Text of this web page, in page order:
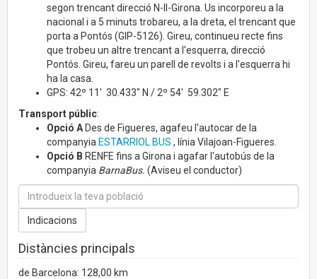
segon trencant direcció N-II-Girona. Us incorporeu a la
nacional i a 5 minuts trobareu, a la dreta, el trencant que
porta a Pontós (GIP-5126). Gireu, continueu recte fins
que trobeu un altre trencant a l'esquerra, direcció
Pontós. Gireu, fareu un parell de revolts i a l'esquerra hi
ha la casa.
GPS: 42º 11' 30.433" N / 2º 54' 59.302" E
Transport públic:
Opció A Des de Figueres, agafeu l'autocar de la
companyia ESTARRIOL BUS , línia Vilajoan-Figueres.
Opció B RENFE fins a Girona i agafar l'autobús de la
companyia BarnaBus. (Aviseu el conductor)
Distàncies principals
de Barcelona: 128,00 km